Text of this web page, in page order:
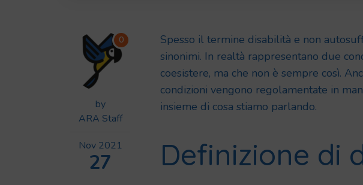
0
by
ARA Staff
Nov 2021
27
Spesso il termine disabilità e non
sinonimi. In realtà rappresentano due
coesistere, ma che non è sempre così.
condizioni vengono regolamentate in
insieme di cosa stiamo parlando.
Definizione di